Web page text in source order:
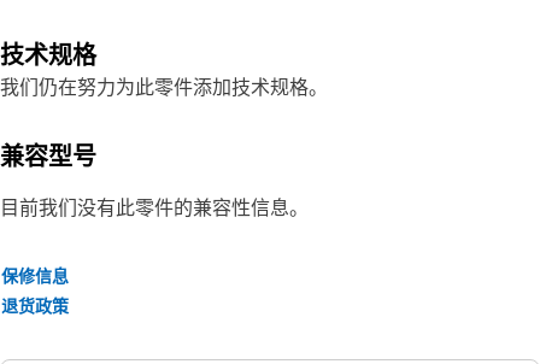
技术规格
我们仍在努力为此零件添加技术规格。
兼容型号
目前我们没有此零件的兼容性信息。
保修信息
退货政策